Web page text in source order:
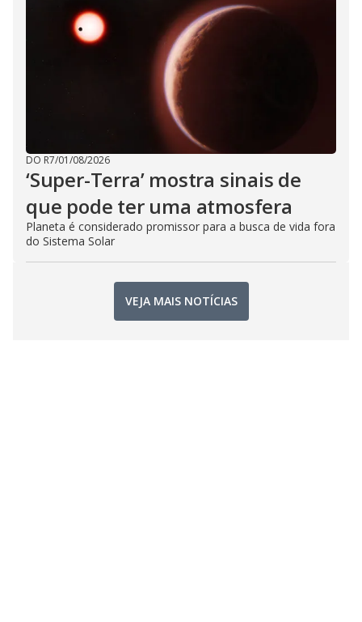
DO R7/01/08/2026
‘Super-Terra’ mostra sinais de
que pode ter uma atmosfera
Planeta é considerado promissor para a busca de vida fora
do Sistema Solar
VEJA MAIS NOTÍCIAS